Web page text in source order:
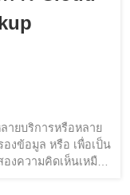
ายบริการหรือหลาย
องข้อมูล หรือ เพื่อเป็น
งความคิดเห็นเหมือน